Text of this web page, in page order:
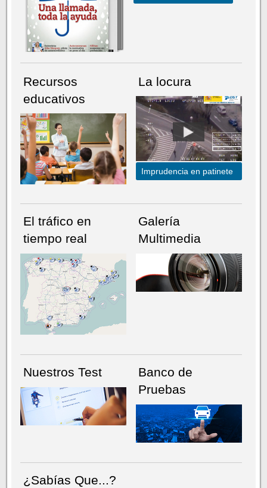
NÚMERO ACTUALHEMEROTECA
Recursos
educativos
La locura
Imprudencia en patinete
El tráfico en
tiempo real
Galería
Multimedia
Nuestros Test
Banco de
Pruebas
¿Sabías Que...?